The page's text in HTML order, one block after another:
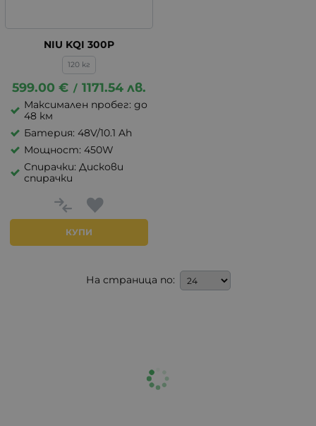
NIU KQI 300P
120 кг
599.00 € / 1171.54 лв.
Максимален пробег: до
48 км
Батерия: 48V/10.1 Ah
Мощност: 450W
Спирачки: Дискови
спирачки
КУПИ
На страница по: